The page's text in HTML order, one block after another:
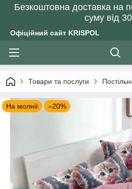
Безкоштовна доставка на
суму від
Офіційний сайт KRISPOL
Товари та послуги
На молнії –20%